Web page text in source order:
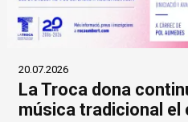
20.07.2026
La Troca dona
música tradicional el